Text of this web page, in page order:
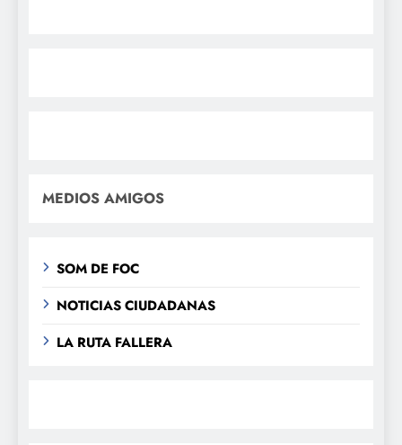
MEDIOS AMIGOS
SOM DE FOC
NOTICIAS CIUDADANAS
LA RUTA FALLERA